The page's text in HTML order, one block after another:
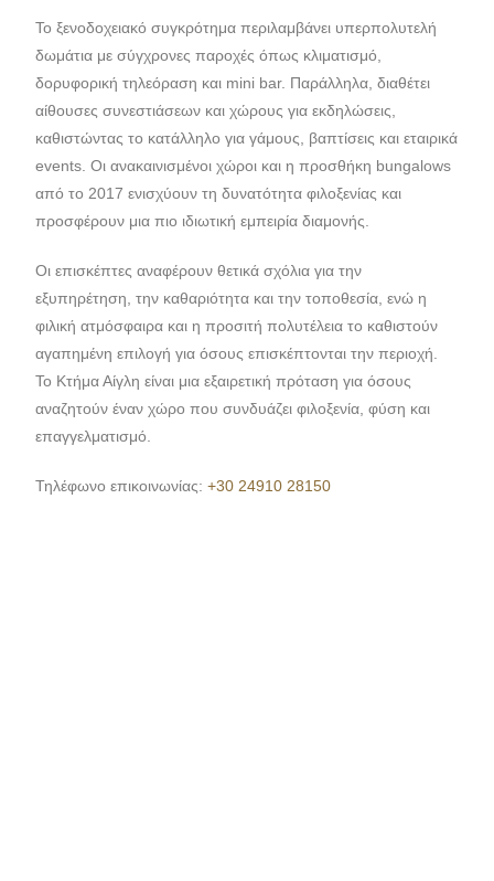
Το ξενοδοχειακό συγκρότημα περιλαμβάνει υπερπολυτελή
δωμάτια με σύγχρονες παροχές όπως κλιματισμό,
δορυφορική τηλεόραση και mini bar. Παράλληλα, διαθέτει
αίθουσες συνεστιάσεων και χώρους για εκδηλώσεις,
καθιστώντας το κατάλληλο για γάμους, βαπτίσεις και εταιρικά
events. Οι ανακαινισμένοι χώροι και η προσθήκη bungalows
από το 2017 ενισχύουν τη δυνατότητα φιλοξενίας και
προσφέρουν μια πιο ιδιωτική εμπειρία διαμονής.
Οι επισκέπτες αναφέρουν θετικά σχόλια για την
εξυπηρέτηση, την καθαριότητα και την τοποθεσία, ενώ η
φιλική ατμόσφαιρα και η προσιτή πολυτέλεια το καθιστούν
αγαπημένη επιλογή για όσους επισκέπτονται την περιοχή.
Το Κτήμα Αίγλη είναι μια εξαιρετική πρόταση για όσους
αναζητούν έναν χώρο που συνδυάζει φιλοξενία, φύση και
επαγγελματισμό.
Τηλέφωνο επικοινωνίας:+30 24910 28150